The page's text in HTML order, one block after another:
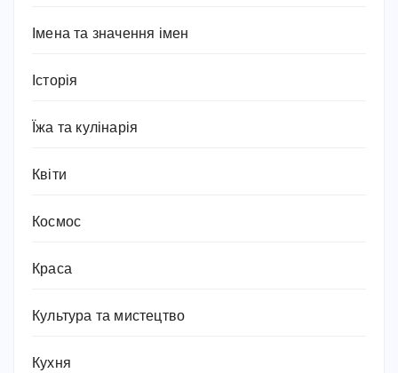
Імена та значення імен
Історія
Їжа та кулінарія
Квіти
Космос
Краса
Культура та мистецтво
Кухня